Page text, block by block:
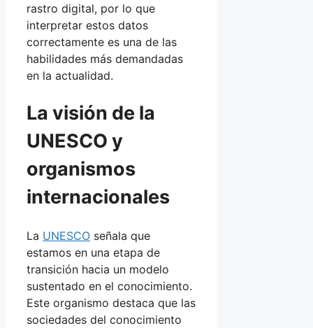
rastro digital, por lo que
interpretar estos datos
correctamente es una de las
habilidades más demandadas
en la actualidad.
La visión de la
UNESCO y
organismos
internacionales
La UNESCO señala que
estamos en una etapa de
transición hacia un modelo
sustentado en el conocimiento.
Este organismo destaca que las
sociedades del conocimiento